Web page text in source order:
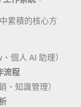
累積的核心方
、個人 AI 助理）
流程
、知識管理）